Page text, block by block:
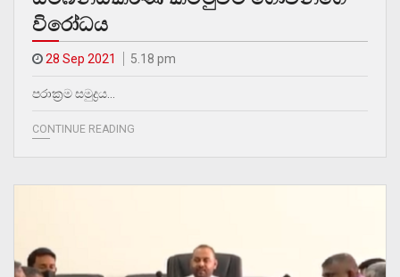
විරෝධය
28 Sep 2021 5.18 pm
පරාක්‍රම සමුද්‍රය…
CONTINUE READING